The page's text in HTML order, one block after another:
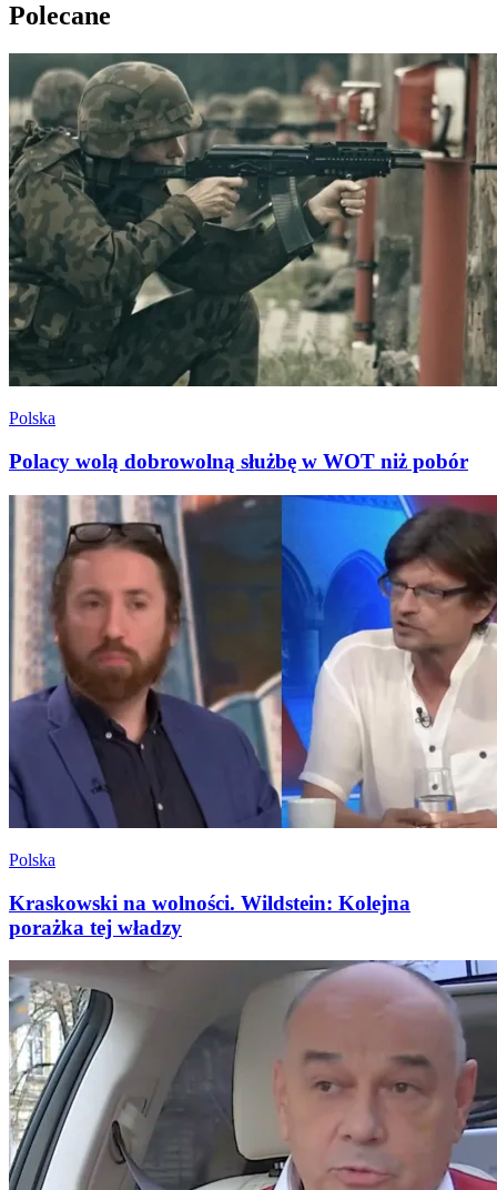
Polecane
Polska
Polacy wolą dobrowolną służbę w WOT niż pobór
Polska
Kraskowski na wolności. Wildstein: Kolejna
porażka tej władzy